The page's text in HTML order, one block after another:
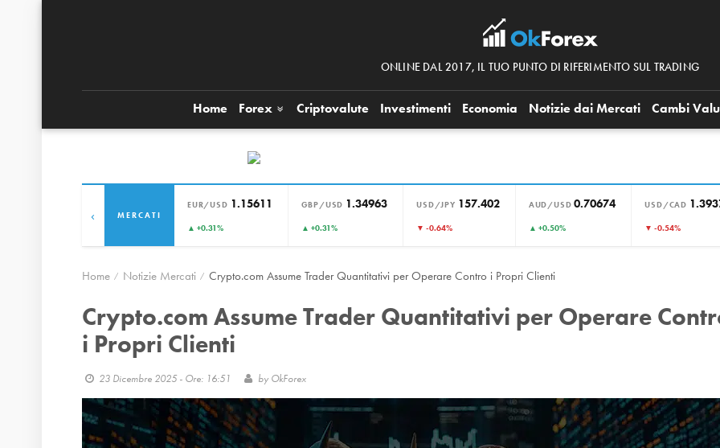
ONLINE DAL 2017, IL TUO PUNTO DI RIFERIMENTO SUL TRADING
Home Forex Criptovalute Investimenti Economia Notizie dai Mercati Cambi
MERCATI
EUR/USD 1.15611
▲ +0.31%
GBP/USD 1.34963
▲ +0.31%
USD/JPY 157.402
▼ -0.64%
AUD/USD 0.70674
▲ +0.50%
USD/CAD
▼ -0.54%
‹
Home Notizie Mercati Crypto.com Assume Trader Quantitativi per Operare Contro i Propri Clienti
Crypto.com Assume Trader Quantitativi per Operare
i Propri Clienti
23 Dicembre 2025 - Ore: 16:51 by OkForex